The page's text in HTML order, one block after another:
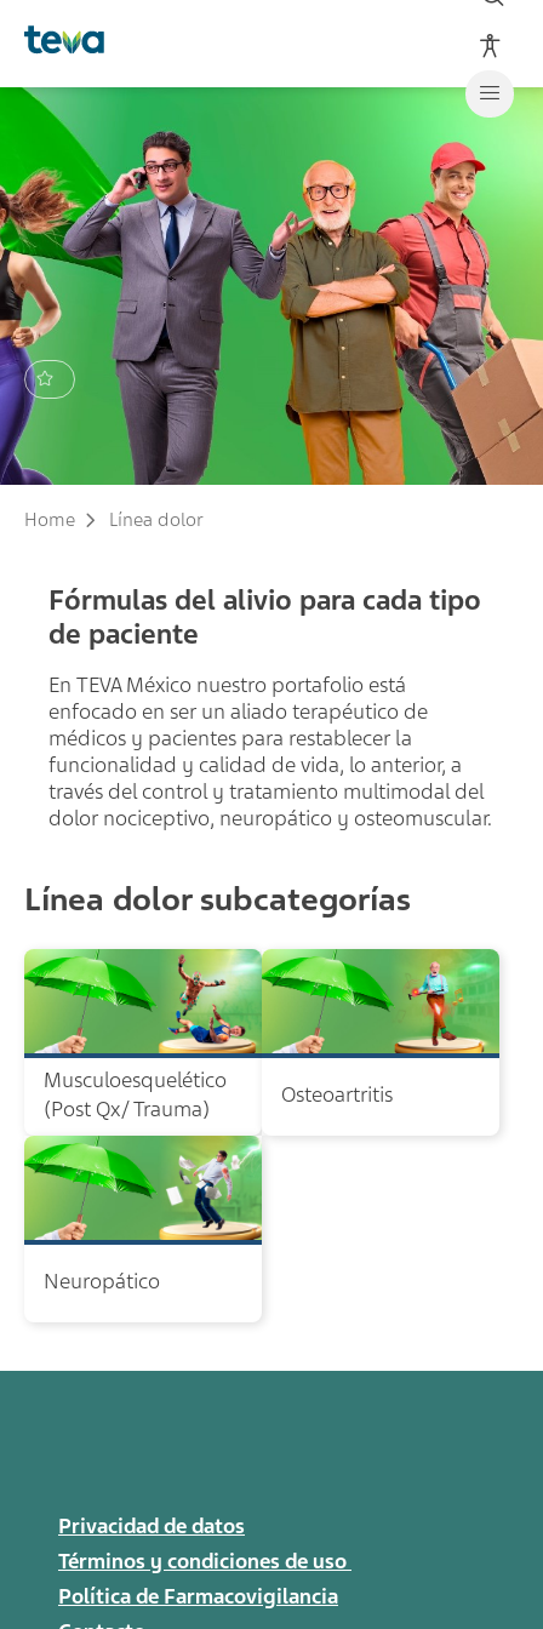
Home Línea dolor
Fórmulas del alivio para cada tipo
de paciente
En TEVA México nuestro portafolio está
enfocado en ser un aliado terapéutico de
médicos y pacientes para restablecer la
funcionalidad y calidad de vida, lo anterior, a
través del control y tratamiento multimodal del
dolor nociceptivo, neuropático y osteomuscular.
Línea dolor subcategorías
Musculoesquelético
(Post Qx/ Trauma)
Osteoartritis
Neuropático
Privacidad de datos
Términos y condiciones de uso
Política de Farmacovigilancia